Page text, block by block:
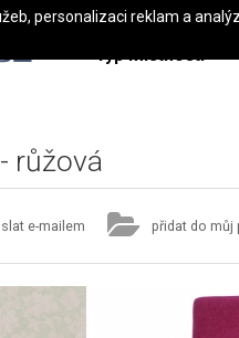
Typ místnosti
růžová
e-mailem přidat do můj
personalizaci reklam a